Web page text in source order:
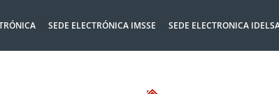
SEDE ELECTRÓNICA IMSSE SEDE ELECTRONICA